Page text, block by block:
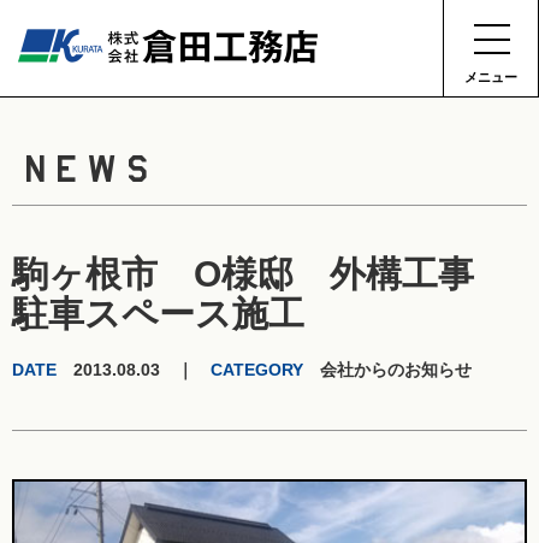
メニュー
NEWS
駒ヶ根市 O様邸 外構工事
駐車スペース施工
DATE 2013.08.03 ｜ CATEGORY 会社からのお知らせ